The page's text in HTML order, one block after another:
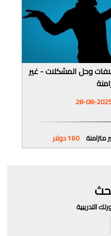
وحل المشكلات - غير
متزامنة 160 دولار
التدريبية